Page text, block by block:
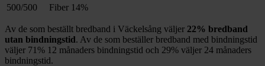
500/500
Fiber 14%
Av de som beställt bredband i Väckelsång väljer 22% bredband
utan bindningstid. Av de som beställer bredband med bindningstid
väljer 71% 12 månaders bindningstid och 29% väljer 24 månaders
bindningstid.